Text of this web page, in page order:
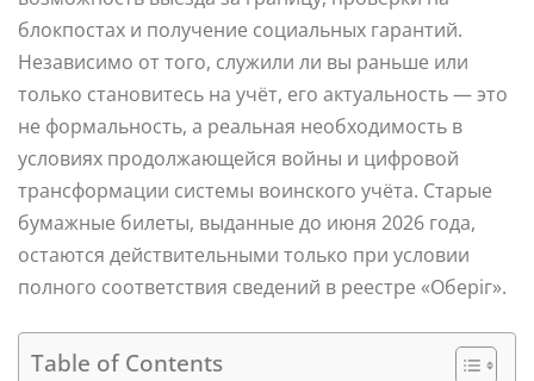
блокпостах и получение социальных гарантий.
Независимо от того, служили ли вы раньше или
только становитесь на учёт, его актуальность — это
не формальность, а реальная необходимость в
условиях продолжающейся войны и цифровой
трансформации системы воинского учёта. Старые
бумажные билеты, выданные до июня 2026 года,
остаются действительными только при условии
полного соответствия сведений в реестре «Оберіг».
Table of Contents